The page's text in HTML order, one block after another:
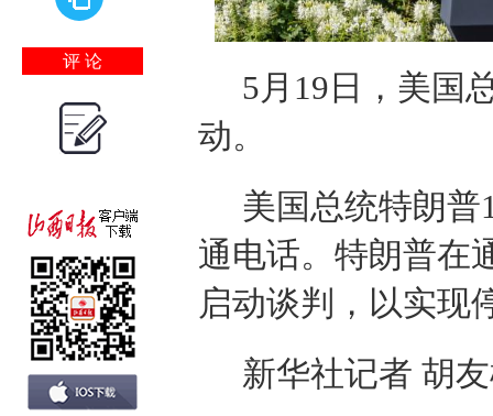
评 论
5月19日，美国
动。
美国总统特朗
通电话。特朗普在
启动谈判，以实现
新华社记者 胡